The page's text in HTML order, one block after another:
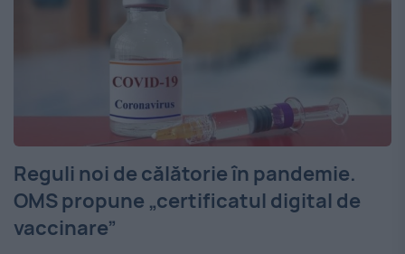
Reguli noi de călătorie în pandemie.
OMS propune „certificatul digital de
vaccinare”